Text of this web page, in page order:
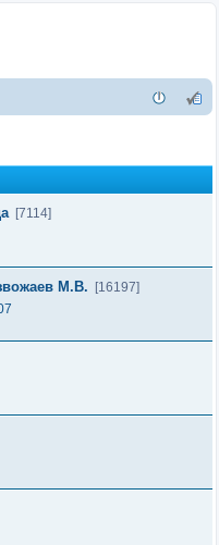
[7114]
М.В.
[16197]